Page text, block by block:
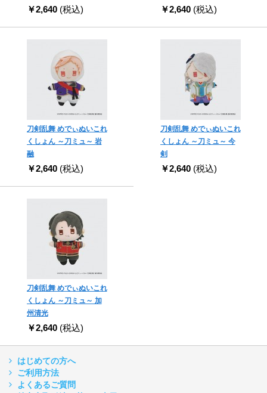
￥2,640 (税込) ￥2,640 (税込)
刀剣乱舞 めでぃぬいこれ
くしょん ～刀ミュ～ 岩
融
￥2,640 (税込)
刀剣乱舞 めでぃぬいこれ
くしょん ～刀ミュ～ 今
剣
￥2,640 (税込)
刀剣乱舞 めでぃぬいこれ
くしょん ～刀ミュ～ 加
州清光
￥2,640 (税込)
はじめての方へ
ご利用方法
よくあるご質問